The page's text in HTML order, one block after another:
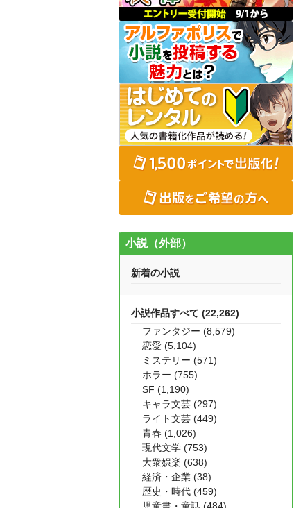
小説（外部）
新着の小説
小説作品すべて (22,262)
ファンタジー (8,579)
恋愛 (5,104)
ミステリー (571)
ホラー (755)
SF (1,190)
キャラ文芸 (297)
ライト文芸 (449)
青春 (1,026)
現代文学 (753)
大衆娯楽 (638)
経済・企業 (38)
歴史・時代 (459)